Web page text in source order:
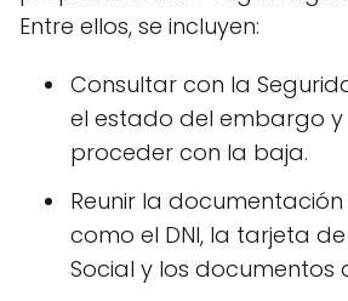
Entre ellos, se incluyen:
Consultar con la
el estado del embargo y
proceder con la baja.
Reunir la
como el DNI, la tarjeta
Social y los documentos